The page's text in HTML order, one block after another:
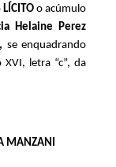
LÍCITO o acúmulo
Helaine Perez
se enquadrando
letra “c”, da
MANZANI